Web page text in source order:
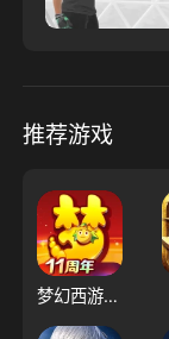
推荐游戏
梦幻西游（大陆服）